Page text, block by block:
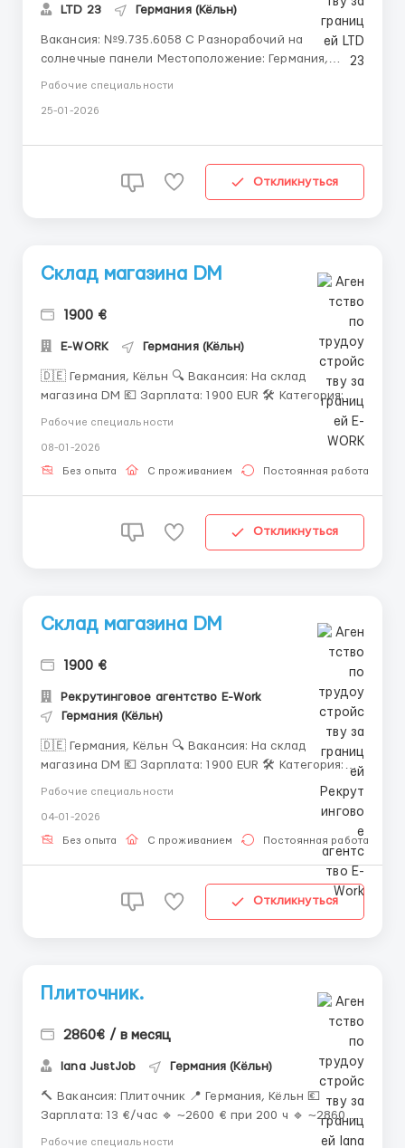
LTD 23 Германия (Кёльн)
Вакансия: №9.735.6058 C Разнорабочий на
солнечные панели Местоположение: Германия,
возле г. Киль Количество вакансий: 2 Оплата: 11,00 €
день Возможность брать дополнительные часы по
Рабочие специальности
25-01-2026
Откликнуться
Склад магазина DM
1900 €
E-WORK Германия (Кёльн)
🇩🇪 Германия, Кёльн 🔍 Вакансия: На склад
магазина DM 💶 Зарплата: 1900 EUR 🛠 Категория:
Різноробочий ℹ️ Детальная информация: Приезд на
Кандидаты под параграф живут 2 недели бесплатно
и ждут параграф , потом выход на работу ) 📒
Рабочие специальности
08-01-2026
Без опыта С проживанием Постоянная работа
Откликнуться
Склад магазина DM
1900 €
Рекрутинговое агентство E-Work
Германия (Кёльн)
🇩🇪 Германия, Кёльн 🔍 Вакансия: На склад
магазина DM 💶 Зарплата: 1900 EUR 🛠 Категория:
Різноробочий ℹ️ Детальная информация: Приезд на
Кандидаты под параграф живут 2 недели бесплатно
и ждут параграф , потом выход на работу ) 📒
Рабочие специальности
04-01-2026
Без опыта С проживанием Постоянная работа
Откликнуться
Плиточник.
2860€ / в месяц
Iana JustJob Германия (Кёльн)
🔨 Вакансия: Плиточник 📍 Германия, Кёльн 💶
Зарплата: 13 €/час 🔹 ~2600 € при 200 ч 🔹 ~2860 €
Рабочие специальности